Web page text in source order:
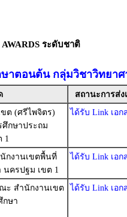
ระดับชาติ
าตอนต้น กลุ่มวิชาวิทยา
สถานะการส่ง
ขต (ศรีไพจิตร)
กษาประถม
1
ได้รับ Link เอก
นักงานเขตพื้นที่
นครปฐม เขต 1
ได้รับ Link เอก
ะ สำนักงานเขต
กษา
ได้รับ Link เอก